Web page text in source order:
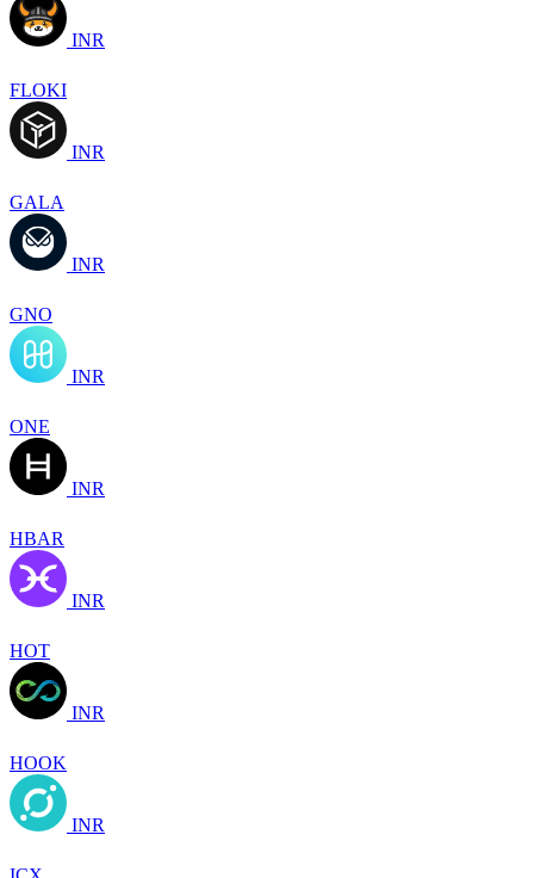
INR
FLOKI
INR
GALA
INR
GNO
INR
ONE
INR
HBAR
INR
HOT
INR
HOOK
INR